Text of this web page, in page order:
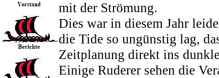
mit der Strömung.
Dies war in diesem Jahr
die Tide so ungünstig lag,
Zeitplanung direkt ins
Einige Ruderer sehen die